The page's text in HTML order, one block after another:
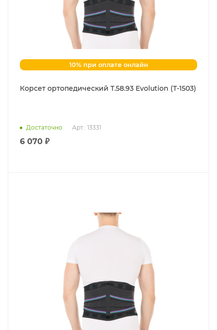
10% при оплате онлайн
Корсет ортопедический Т.58.93 Evolution (Т-1503)
Достаточно Арт.: 13331
6 070 ₽